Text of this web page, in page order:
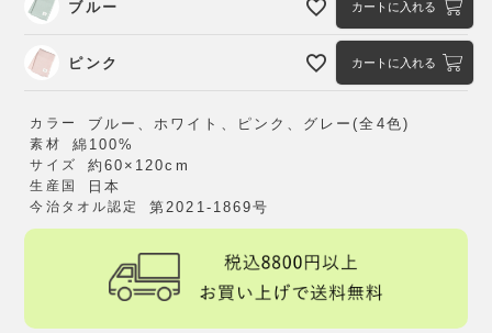
ブルー カートに入れる
ピンク カートに入れる
カラー ブルー、ホワイト、ピンク、グレー(全4色)
素材 綿100%
サイズ 約60×120cm
生産国 日本
今治タオル認定 第2021-1869号